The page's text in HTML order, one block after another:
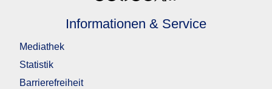
Informationen & Service
Mediathek
Statistik
Barrierefreiheit